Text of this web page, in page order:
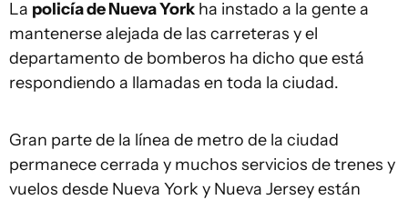
La policía de Nueva York ha instado a la gente a
mantenerse alejada de las carreteras y el
departamento de bomberos ha dicho que está
respondiendo a llamadas en toda la ciudad.
Gran parte de la línea de metro de la ciudad
permanece cerrada y muchos servicios de trenes y
vuelos desde Nueva York y Nueva Jersey están